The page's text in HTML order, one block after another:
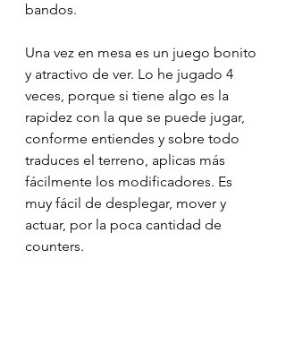
bandos.
Una vez en mesa es un juego bonito
y atractivo de ver. Lo he jugado 4
veces, porque si tiene algo es la
rapidez con la que se puede jugar,
conforme entiendes y sobre todo
traduces el terreno, aplicas más
fácilmente los modificadores. Es
muy fácil de desplegar, mover y
actuar, por la poca cantidad de
counters.